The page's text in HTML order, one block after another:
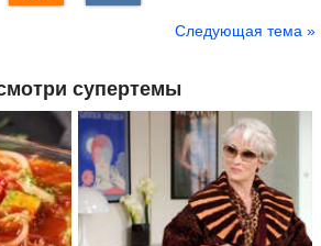
Следующая тема »
супертемы